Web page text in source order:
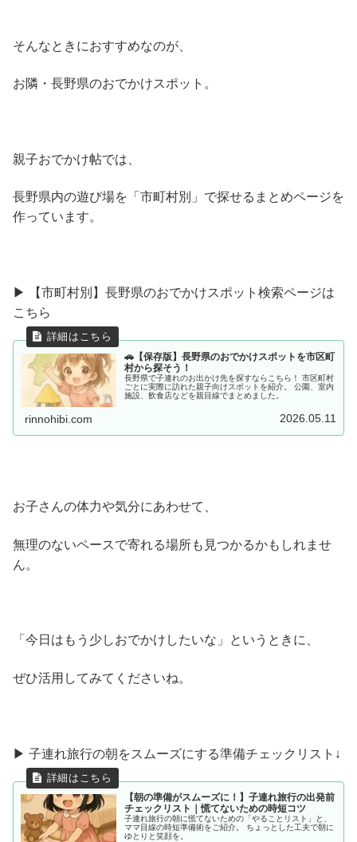
そんなときにおすすめなのが、
お隣・長野県のおでかけスポット。
親子おでかけ帖では、
長野県内の遊び場を「市町村別」で探せるまとめページを
作っています。
▶ 【市町村別】長野県のおでかけスポット検索ページは
こちら
🚗【保存版】長野県のおでかけスポットを市区町
村から探そう！
長野県で子連れのお出かけ先を探すならこちら！ 市区町村
ごとに実際に訪れた親子向けスポットを紹介。 公園、室内
施設、飲食店などを親目線でまとめました。
rinnohibi.com 2026.05.11
お子さんの体力や気分にあわせて、
無理のないペースで寄れる場所も見つかるかもしれませ
ん。
「今日はもう少しおでかけしたいな」というときに、
ぜひ活用してみてくださいね。
▶ 子連れ旅行の朝をスムーズにする準備チェックリスト↓
【朝の準備がスムーズに！】子連れ旅行の出発前
チェックリスト｜慌てないための時短コツ
子連れ旅行の朝に慌てないための「やることリスト」と、
ママ目線の時短準備術をご紹介。 ちょっとした工夫で朝に
ゆとりと笑顔を。